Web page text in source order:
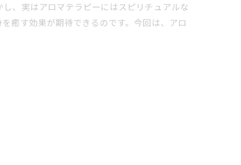
、実はアロマテラピーにはスピリチュアルな
癒す効果が期待できるのです。今回は、アロ